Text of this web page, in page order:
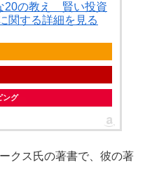
20の教え 賢い投資
関する詳細を見る
ング
クス氏の著書で、彼の著